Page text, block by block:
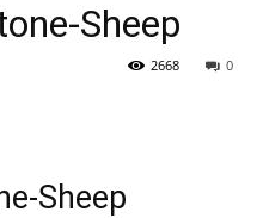
Sheep
0
2668
Sheep